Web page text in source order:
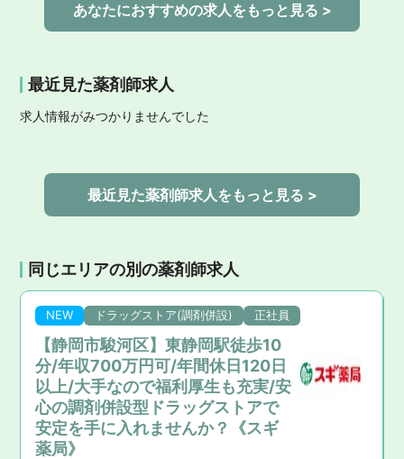
あなたにおすすめの求人をもっと見る >
最近見た薬剤師求人
求人情報がみつかりませんでした
最近見た薬剤師求人をもっと見る >
同じエリアの別の薬剤師求人
NEW ドラッグストア(調剤併設) 正社員
【静岡市駿河区】東静岡駅徒歩10
分/年収700万円可/年間休日120日
以上/大手なので福利厚生も充実/安
心の調剤併設型ドラッグストアで
安定を手に入れませんか？《スギ
薬局》